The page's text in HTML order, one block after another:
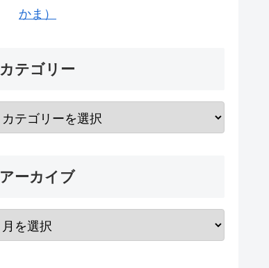
かま）
カテゴリー
アーカイブ